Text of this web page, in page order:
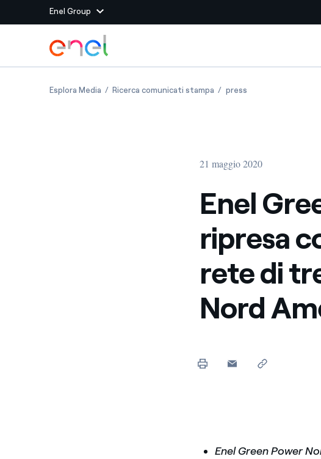
Enel Group
Siti del Gruppo
Enel Green Power Produciamo energia pulita da fonti
Massimizziamo la creazione di
rapporto con i nostri fornitori
La piattaforma di conoscenza per
energia pulita
Raccontiamo la storia dell'elettricità
Vai al contenuto principale
Esplora MediaEnel Green Power favorisce la ripresa con la connessione
Ricerca comunicati stampa Enel Green Power
pressEnel Green Power
21 maggio 2020
Enel
ripresa
rete di
Nord
Enel Green Power